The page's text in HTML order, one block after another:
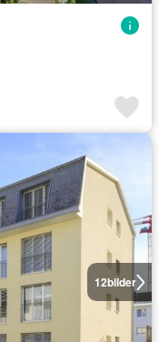
12bilder